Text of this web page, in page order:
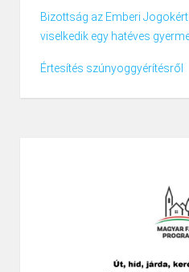
Bizottság az Emberi
viselkedik egy hatéves
Értesítés szúnyoggyérítésről